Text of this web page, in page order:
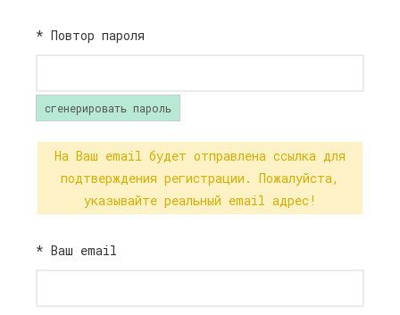
* Повтор пароля
сгенерировать пароль
На Ваш email будет отправлена ссылка для
подтверждения регистрации. Пожалуйста,
указывайте реальный email адрес!
* Ваш email